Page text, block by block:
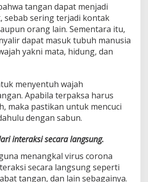
tangan dapat menjadi
sebab sering terjadi kontak
orang lain. Sementara itu,
dapat masuk tubuh manusia
yakni mata, hidung, dan
menyentuh wajah
Apabila terpaksa harus
maka pastikan untuk mencuci
dengan sabun.
interaksi secara langsung.
menangkal virus corona
secara langsung seperti
tangan, dan lain sebagainya.